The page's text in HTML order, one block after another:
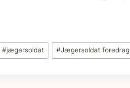
#jægersoldat #Jægersoldat foredrag